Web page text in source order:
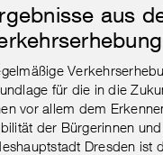
aus
für die in die
vor allem dem
der Bürgerinnen
Dresden ist